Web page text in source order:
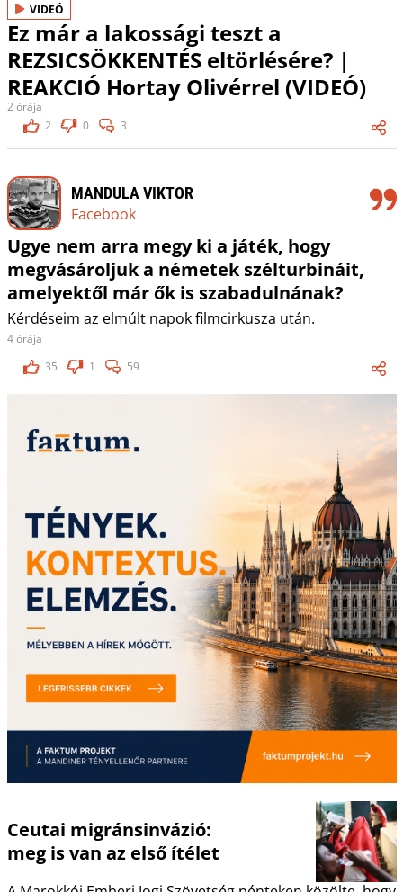
VIDEÓ
Ez már a lakossági teszt a
REZSICSÖKKENTÉS eltörlésére? |
REAKCIÓ Hortay Olivérrel (VIDEÓ)
2 órája
2
0 3
MANDULA VIKTOR
Facebook
Ugye nem arra megy ki a játék, hogy
megvásároljuk a németek szélturbináit,
amelyektől már ők is szabadulnának?
Kérdéseim az elmúlt napok filmcirkusza után.
4 órája
35
1 59
Ceutai migránsinvázió:
meg is van az első ítélet